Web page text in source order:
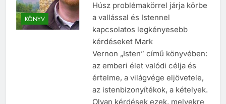
KÖNYV
Húsz problémakörrel járja körbe
a vallással és Istennel
kapcsolatos legkényesebb
kérdéseket Mark
Vernon „Isten” című könyvében:
az emberi élet valódi célja és
értelme, a világvége eljövetele,
az istenbizonyítékok, a kételyek.
Olyan kérdések ezek, melyekre